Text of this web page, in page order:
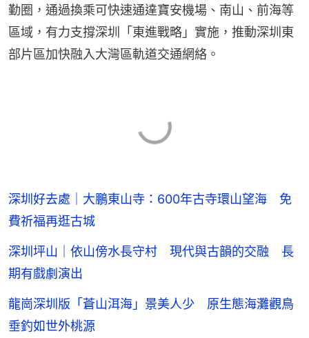
勤圈，通過換乘可快速通達寶安機場、南山、前海等
區域，有力支撐深圳「東進戰略」實施，推動深圳東
部片區加快融入大灣區軌道交通網絡。
深圳好去處｜大鵬東山寺：600年古寺環山望海 免
費祈福再逛古城
深圳坪山｜依山傍水長守村 現代與古韻的交融 長
期有戲劇演出
龍崗深圳版「蒼山洱海」景美人少 原生態海灘觀鳥
垂釣如世外桃源